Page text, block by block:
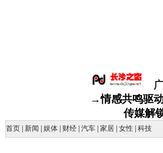
→情感共鸣驱
传媒解
首页 新闻 娱体 财经 汽车 家居 女性 科技